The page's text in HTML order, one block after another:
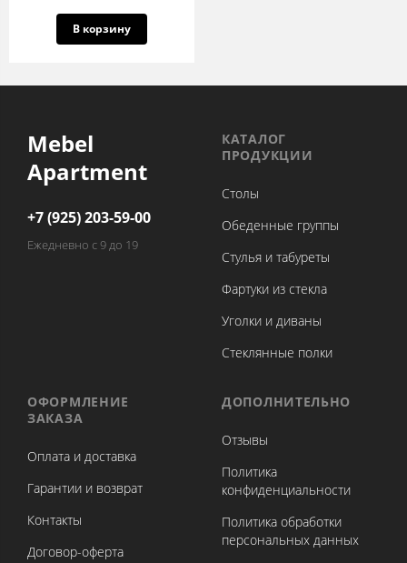
В корзину
Mebel
Apartment
+7 (925) 203-59-00
Ежедневно с 9 до 19
КАТАЛОГ
ПРОДУКЦИИ
Столы
Обеденные группы
Стулья и табуреты
Фартуки из стекла
Уголки и диваны
Стеклянные полки
ОФОРМЛЕНИЕ
ЗАКАЗА
Оплата и доставка
Гарантии и возврат
Контакты
Договор-оферта
ДОПОЛНИТЕЛЬНО
Отзывы
Политика
конфиденциальности
Политика обработки
персональных данных